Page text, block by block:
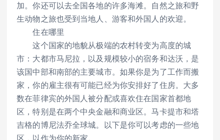
加。你还可以去全国各地的许多海滩。自然之旅和野
生动物之旅也受到当地人、游客和外国人的欢迎。
住在哪里
这个国家的地貌从极端的农村转变为高度的城
市：大都市马尼拉，以及规模较小的宿务和达沃，是
该国中部和南部的主要城市。如果你是为了工作而搬
家，你的雇主很有可能已经为你安排好了住房。大多
数在菲律宾的外国人被分配或喜欢住在国家首都地
区，特别是在两个中央金融和商业区。马卡提市和塔
吉格的博尼法乔全球城。以下是你可以考虑的一些地